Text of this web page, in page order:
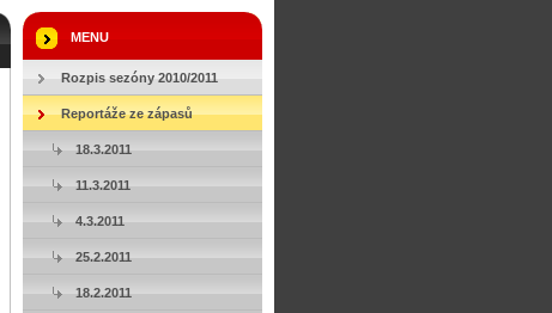
MENU
Rozpis sezóny 2010/2011
Reportáže ze zápasů
18.3.2011
11.3.2011
4.3.2011
25.2.2011
18.2.2011